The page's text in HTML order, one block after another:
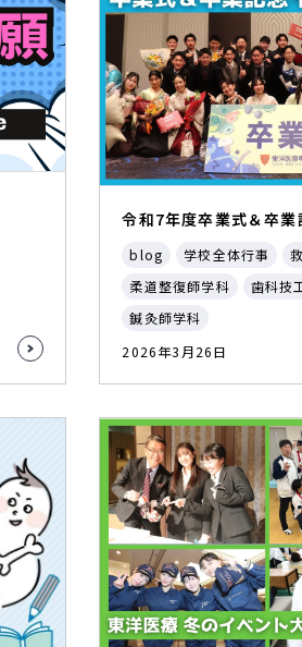
令和7年度卒業式＆卒業
blog 学校全体行事
柔道整復師学科
歯科技
鍼灸師学科
2026年3月26日